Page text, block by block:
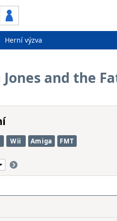
Herní výzva
and the
Wii Amiga FMT